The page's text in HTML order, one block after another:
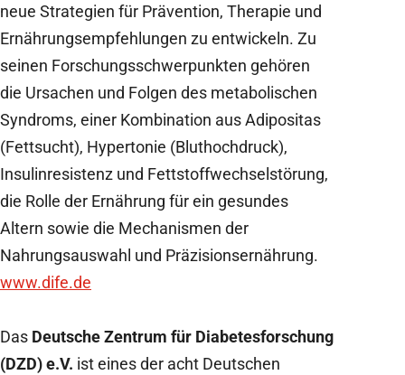
neue Strategien für Prävention, Therapie und
Ernährungsempfehlungen zu entwickeln. Zu
seinen Forschungsschwerpunkten gehören
die Ursachen und Folgen des metabolischen
Syndroms, einer Kombination aus Adipositas
(Fettsucht), Hypertonie (Bluthochdruck),
Insulinresistenz und Fettstoffwechselstörung,
die Rolle der Ernährung für ein gesundes
Altern sowie die Mechanismen der
Nahrungsauswahl und Präzisionsernährung.
www.dife.de
Das Deutsche Zentrum für Diabetesforschung
(DZD) e.V. ist eines der acht Deutschen